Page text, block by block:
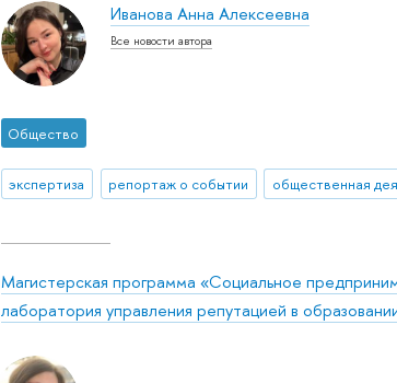
Иванова Анна Алексеевна
Все новости автора
Общество
экспертиза репортаж о событии
Магистерская программа «Социальное
лаборатория управления репутацией в